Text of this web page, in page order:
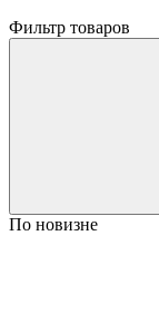
Фильтр товаров
По новизне